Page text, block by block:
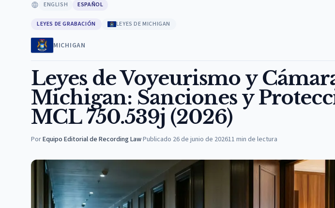
ENGLISH ESPAÑOL
LEYES DE GRABACIÓN LEYES DE MICHIGAN
MICHIGAN
Leyes de Voyeurismo y
Michigan: Sanciones y
MCL 750.539j (2026)
PorEquipo Editorial de Recording Law·Publicado 26 de junio de 202611 min de lectura